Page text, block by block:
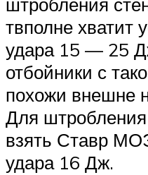
твполне хватит
удара 15 — 25
отбойники с
похожи внешне
Для
взять Ставр
удара 16 Дж.